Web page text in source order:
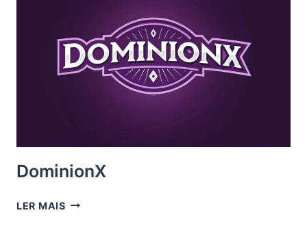
DominionX
LER MAISDOMINIONX